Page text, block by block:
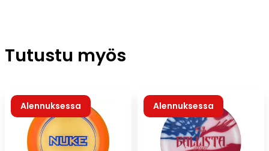
Tutustu myös
Alennuksessa Alennuksessa